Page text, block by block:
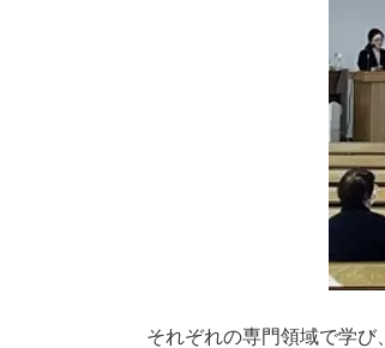
それぞれの専門領域で学